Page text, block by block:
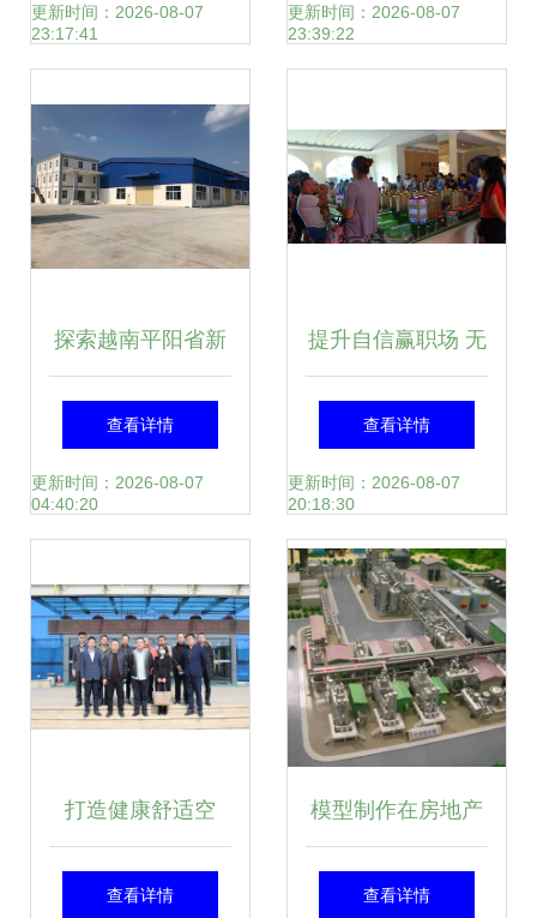
4家中介被点名通
更新时间：2026-08-07
23:17:41
的行业真相
更新时间：2026-08-07
23:39:22
探索越南平阳省新
平工业区优质厂房
出租信息——A to
独家推荐
查看详情
更新时间：2026-08-07
04:40:20
提升自信赢职场 无
高学历中国女生的
八大出采必备新兴
职业方式排序扫偏
差。)
查看详情
更新时间：2026-08-07
20:18:30
打造健康舒适空
气，共探合作新路
查看详情
模型制作在房地产
与多行业中的应用
查看详情